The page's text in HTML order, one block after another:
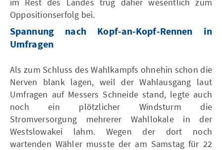
Oppositionserfolg bei.
Spannung nach Kopf-an-Kopf-Rennen in
Umfragen
Als zum Schluss des Wahlkampfs ohnehin schon die
Nerven blank lagen, weil der Wahlausgang laut
Umfragen auf Messers Schneide stand, legte auch
noch ein plötzlicher Windsturm die
Stromversorgung mehrerer Wahllokale in der
Westslowakei lahm. Wegen der dort noch
wartenden Wähler musste der am Samstag für 22